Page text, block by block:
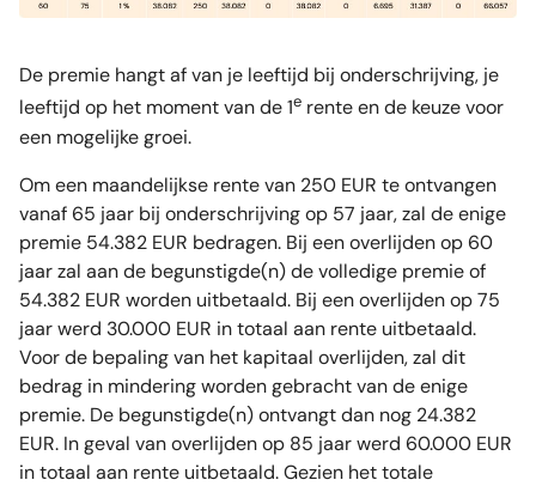
De premie hangt af van je leeftijd bij onderschrijving, je
leeftijd op het moment van de 1e rente en de keuze voor
een mogelijke groei.
Om een maandelijkse rente van 250 EUR te ontvangen
vanaf 65 jaar bij onderschrijving op 57 jaar, zal de enige
premie 54.382 EUR bedragen. Bij een overlijden op 60
jaar zal aan de begunstigde(n) de volledige premie of
54.382 EUR worden uitbetaald. Bij een overlijden op 75
jaar werd 30.000 EUR in totaal aan rente uitbetaald.
Voor de bepaling van het kapitaal overlijden, zal dit
bedrag in mindering worden gebracht van de enige
premie. De begunstigde(n) ontvangt dan nog 24.382
EUR. In geval van overlijden op 85 jaar werd 60.000 EUR
in totaal aan rente uitbetaald. Gezien het totale